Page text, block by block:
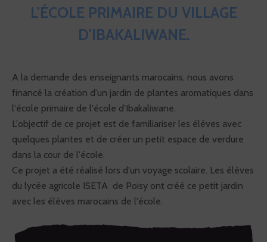
L'ÉCOLE PRIMAIRE DU VILLAGE
D'IBAKALIWANE.
A la demande des enseignants marocains, nous avons
financé la création d'un jardin de plantes aromatiques dans
l'école primaire de l'école d'Ibakaliwane.
L'objectif de ce projet est de familiariser les élèves avec
quelques plantes et de créer un petit espace de verdure
dans la cour de l'école.
Ce projet a été réalisé lors d'un voyage scolaire. Les élèves
du lycée agricole ISETA de Poisy ont créé ce petit jardin
avec les élèves marocains de l'école.